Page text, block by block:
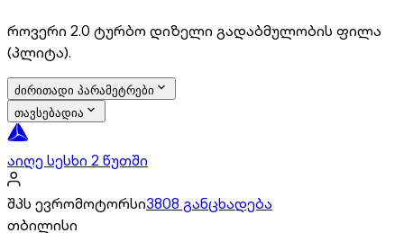
როვერი 2.0 ტურბო დიზელი გადაბმულობის ფილა
(პლიტა).
ძირითადი პარამეტრები
თავსებადია
აიღე სესხი 2 წუთში
შპს ევრომოტორსი3808 განცხადება
თბილისი